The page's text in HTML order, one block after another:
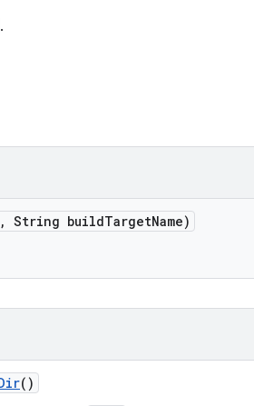
.
, String buildTargetName)
()